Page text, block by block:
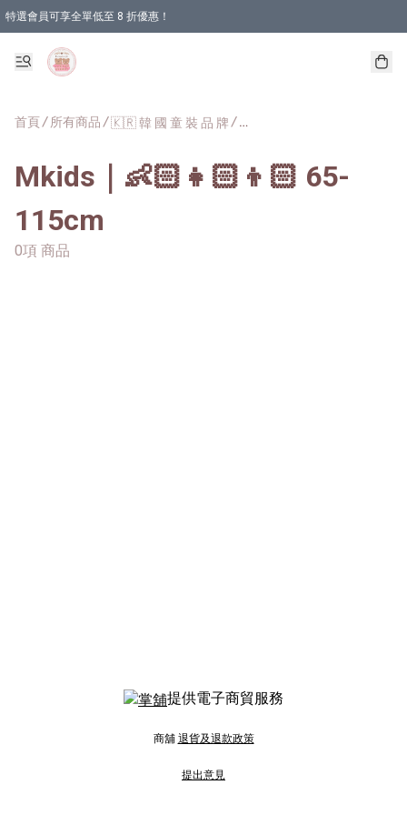
特選會員可享全單低至 8 折優惠！
首頁/ 所有商品 /🇰🇷 韓 國 童 裝 品 牌 /
Mkids｜👶🏻👧🏻👦🏻 65-
115cm
0項 商品
提供電子商貿服務
商舖 退貨及退款政策
提出意見